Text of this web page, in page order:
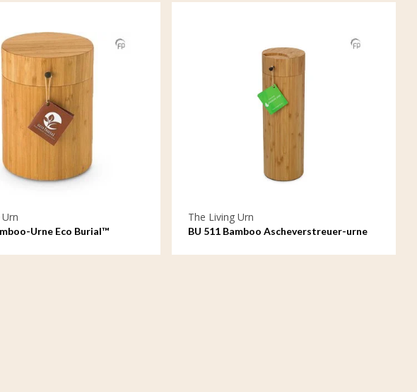
Urne Eco Burial™
The Living Urn
BU 511 Bamboo Ascheverstreuer-urne